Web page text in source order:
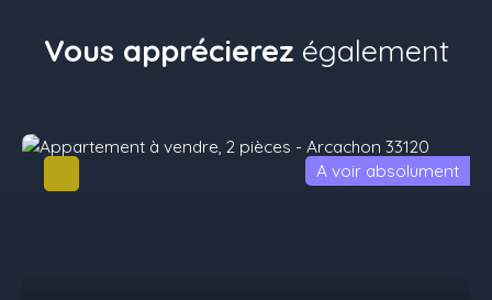
Vous apprécierez également
A voir absolument